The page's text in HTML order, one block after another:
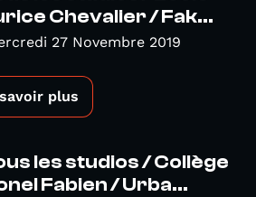
Chevalier / Fak...
27 Novembre 2019
plus
les studios / Collège
Fabien / Urba...